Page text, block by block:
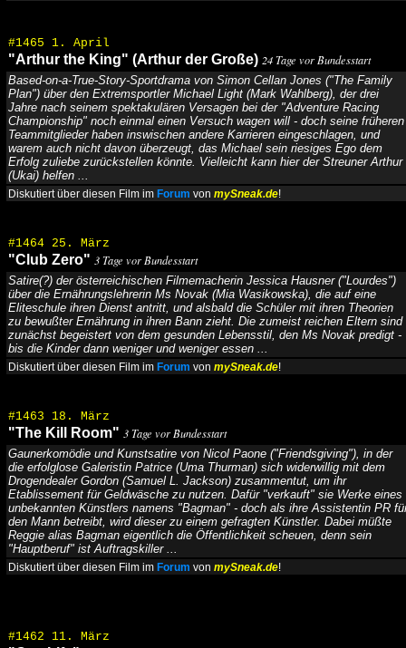
#1465 1. April
"Arthur the King" (Arthur der Große) 24 Tage vor Bundesstart
Based-on-a-True-Story-Sportdrama von Simon Cellan Jones ("The Family
Plan") über den Extremsportler Michael Light (Mark Wahlberg), der drei
Jahre nach seinem spektakulären Versagen bei der "Adventure Racing
Championship" noch einmal einen Versuch wagen will - doch seine früheren
Teammitglieder haben inswischen andere Karrieren eingeschlagen, und
warem auch nicht davon überzeugt, das Michael sein riesiges Ego dem
Erfolg zuliebe zurückstellen könnte. Vielleicht kann hier der Streuner Arthur
(Ukai) helfen ...
Diskutiert über diesen Film im Forum von mySneak.de!
#1464 25. März
"Club Zero" 3 Tage vor Bundesstart
Satire(?) der österreichischen Filmemacherin Jessica Hausner ("Lourdes")
über die Ernährungslehrerin Ms Novak (Mia Wasikowska), die auf eine
Eliteschule ihren Dienst antritt, und alsbald die Schüler mit ihren Theorien
zu bewußter Ernährung in ihren Bann zieht. Die zumeist reichen Eltern sind
zunächst begeistert von dem gesunden Lebensstil, den Ms Novak predigt -
bis die Kinder dann weniger und weniger essen ...
Diskutiert über diesen Film im Forum von mySneak.de!
#1463 18. März
"The Kill Room" 3 Tage vor Bundesstart
Gaunerkomödie und Kunstsatire von Nicol Paone ("Friendsgiving"), in der
die erfolglose Galeristin Patrice (Uma Thurman) sich widerwillig mit dem
Drogendealer Gordon (Samuel L. Jackson) zusammentut, um ihr
Etablissement für Geldwäsche zu nutzen. Dafür "verkauft" sie Werke eines
unbekannten Künstlers namens "Bagman" - doch als ihre Assistentin PR
den Mann betreibt, wird dieser zu einem gefragten Künstler. Dabei müßte
Reggie alias Bagman eigentlich die Öffentlichkeit scheuen, denn sein
"Hauptberuf" ist Auftragskiller ...
Diskutiert über diesen Film im Forum von mySneak.de!
#1462 11. März